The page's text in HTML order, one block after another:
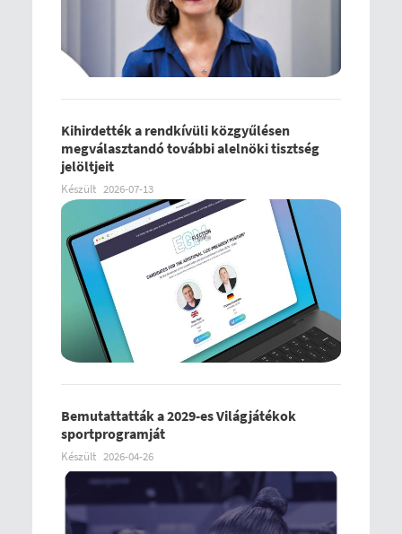
Kihirdették a rendkívüli közgyűlésen
megválasztandó további alelnöki tisztség
jelöltjeit
Készült 2026-07-13
Bemutattatták a 2029-es Világjátékok
sportprogramját
Készült 2026-04-26